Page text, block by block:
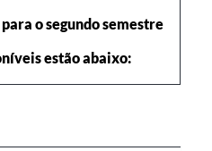
o segundo semestre
estão abaixo: